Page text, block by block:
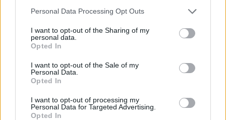
Personal Data Processing Opt Outs
I want to opt-out of the Sharing of my
personal data.
Opted In
I want to opt-out of the Sale of my
Personal Data.
Opted In
I want to opt-out of processing my
Personal Data for Targeted Advertising.
Opted In
Entidades do Alentejo recebem 738,8 mil euros para projetos
Quatro entidades com ligação ao Alentejo vão receber um total
de 738,8 mil euros...